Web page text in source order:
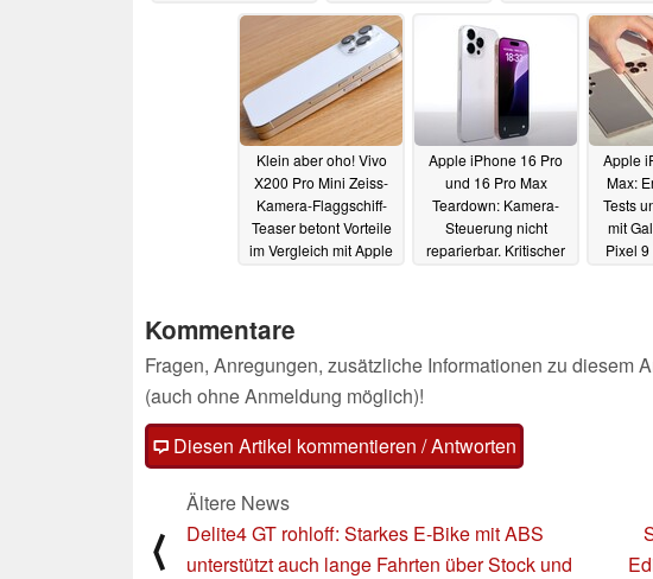
Klein aber oho! Vivo
X200 Pro Mini Zeiss-
Kamera-Flaggschiff-
Teaser betont Vorteile
im Vergleich mit Apple
Apple iPhone 16 Pro
und 16 Pro Max
Teardown: Kamera-
Steuerung nicht
reparierbar. Kritischer
Apple
Max:
Tests
mit
Pixel
Kommentare
Fragen, Anregungen, zusätzliche Informationen zu diesem
(auch ohne Anmeldung möglich)!
Diesen Artikel kommentieren / Antworten
⟨
Ältere News
Delite4 GT rohloff: Starkes E-Bike mit ABS
unterstützt auch lange Fahrten über Stock und